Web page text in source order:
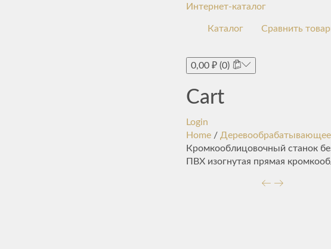
Интернет-каталог
Каталог Сравнить
0,00 ₽ (0)
Cart
Login
Home /
Кромкооблицовочный станок
ПВХ изогнутая прямая